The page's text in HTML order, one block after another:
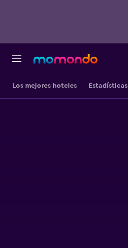
Los mejores hoteles Estadísticas